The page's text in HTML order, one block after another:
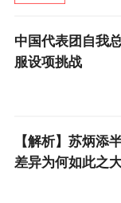
第58分钟，哈
门，边裁举旗
中国代表团自我
服设项挑战
【解析】苏炳添
差异为何如此之